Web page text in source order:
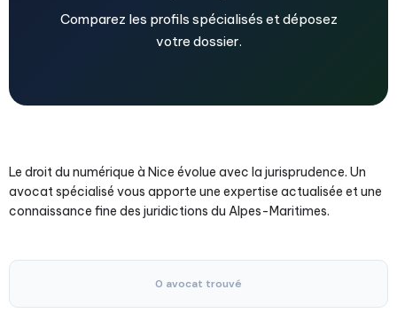
Comparez les profils spécialisés et déposez
votre dossier.
Le droit du numérique à Nice évolue avec la jurisprudence. Un
avocat spécialisé vous apporte une expertise actualisée et une
connaissance fine des juridictions du Alpes-Maritimes.
0 avocat trouvé